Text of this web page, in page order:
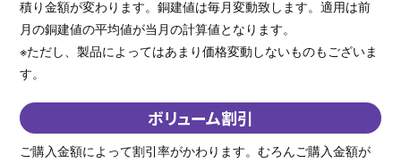
積り金額が変わります。銅建値は毎月変動致します。適用は前
月の銅建値の平均値が当月の計算値となります。
※ただし、製品によってはあまり価格変動しないものもございま
す。
ボリューム割引
ご購入金額によって割引率がかわります。むろんご購入金額が